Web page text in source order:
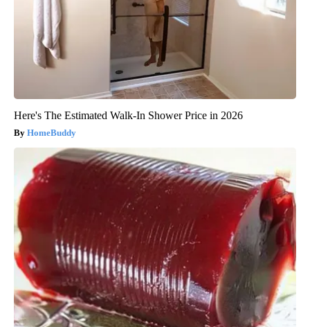
Here's The Estimated Walk-In Shower Price in 2026
HomeBuddy